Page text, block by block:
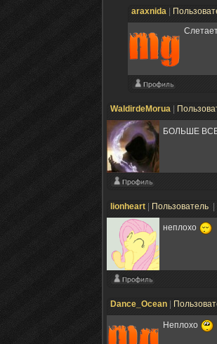
araxnida
WaldirdeMorua
БОЛЬШЕ
lionheart Пользователь
неплохо
Dance_Ocean
Неплохо